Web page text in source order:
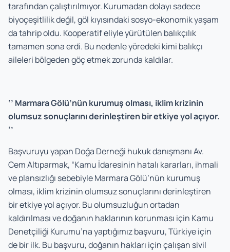
tarafından çalıştırılmıyor. Kurumadan dolayı sadece
biyoçeşitlilik değil, göl kıyısındaki sosyo-ekonomik yaşam
da tahrip oldu. Kooperatif eliyle yürütülen balıkçılık
tamamen sona erdi. Bu nedenle yöredeki kimi balıkçı
aileleri bölgeden göç etmek zorunda kaldılar.
‘’ Marmara Gölü’nün kurumuş olması, iklim krizinin
olumsuz sonuçlarını derinleştiren bir etkiye yol açıyor.
‘’
Başvuruyu yapan Doğa Derneği hukuk danışmanı Av.
Cem Altıparmak, “Kamu İdaresinin hatalı kararları, ihmali
ve plansızlığı sebebiyle Marmara Gölü’nün kurumuş
olması, iklim krizinin olumsuz sonuçlarını derinleştiren
bir etkiye yol açıyor. Bu olumsuzluğun ortadan
kaldırılması ve doğanın haklarının korunması için Kamu
Denetçiliği Kurumu’na yaptığımız başvuru, Türkiye için
de bir ilk. Bu başvuru, doğanın hakları için çalışan sivil